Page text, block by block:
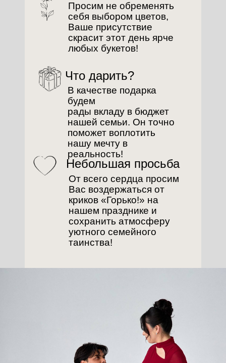
Посмотреть на карте
Что дарить?
Просим не обременять
себя выбором цветов,
Ваше присутствие
скрасит этот день ярче
любых букетов!
Небольшая просьба
От всего сердца просим
Вас воздержаться от
криков «Горько!» на
нашем празднике и
сохранить атмосферу
уютного семейного
таинства!
В качестве подарка
будем
рады вкладу в бюджет
нашей семьи. Он точно
поможет воплотить
нашу мечту в
реальность!